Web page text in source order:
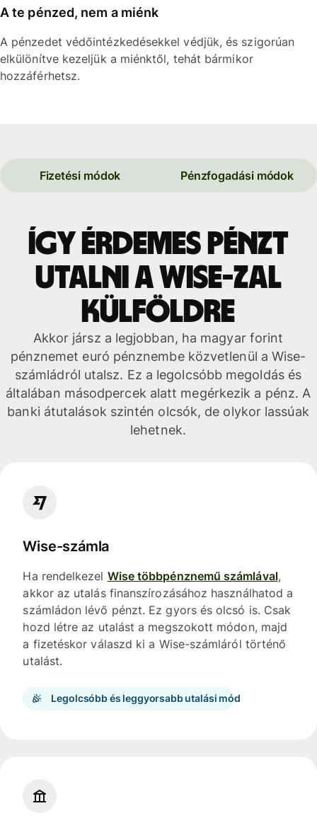
A te pénzed, nem a miénk
A pénzedet védőintézkedésekkel védjük, és szigorúan
elkülönítve kezeljük a miénktől, tehát bármikor
hozzáférhetsz.
Fizetési módok Pénzfogadási módok
Így érdemes pénzt
utalni a Wise-zal
külföldre
Akkor jársz a legjobban, ha magyar forint
pénznemet euró pénznembe közvetlenül a Wise-
számládról utalsz. Ez a legolcsóbb megoldás és
általában másodpercek alatt megérkezik a pénz. A
banki átutalások szintén olcsók, de olykor lassúak
lehetnek.
Wise-számla
Ha rendelkezel Wise többpénznemű számlával,
akkor az utalás finanszírozásához használhatod a
számládon lévő pénzt. Ez gyors és olcsó is. Csak
hozd létre az utalást a megszokott módon, majd
a fizetéskor válaszd ki a Wise-számláról történő
utalást.
Legolcsóbb és leggyorsabb utalási mód